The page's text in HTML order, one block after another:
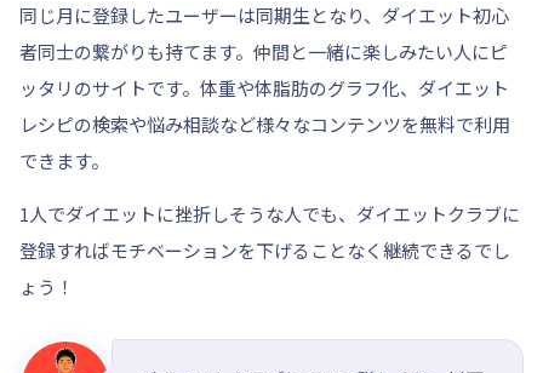
同じ月に登録したユーザーは同期生となり、ダイエット初心
者同士の繋がりも持てます。仲間と一緒に楽しみたい人にピ
ッタリのサイトです。 体重や体脂肪のグラフ化、ダイエット
レシピの検索や悩み相談など様々なコンテンツを無料で利用
できます。
1人でダイエットに挫折しそうな人でも、ダイエットクラブに
登録すればモチベーションを下げることなく継続できるでし
ょう！